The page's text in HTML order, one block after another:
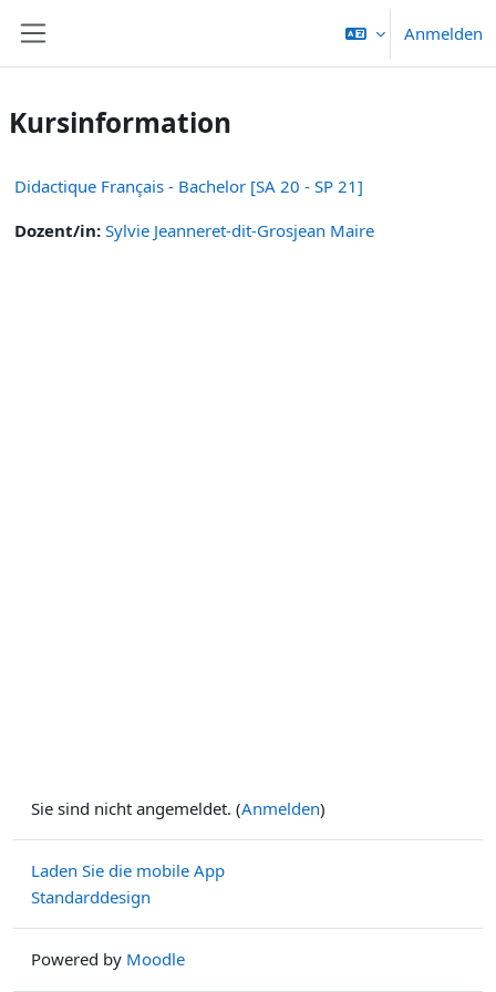
Anmelden
Kursinformation
Didactique Français - Bachelor [SA 20 - SP 21]
Dozent/in: Sylvie Jeanneret-dit-Grosjean Maire
Sie sind nicht angemeldet. (Anmelden)
Laden Sie die mobile App
Standarddesign
Powered by Moodle